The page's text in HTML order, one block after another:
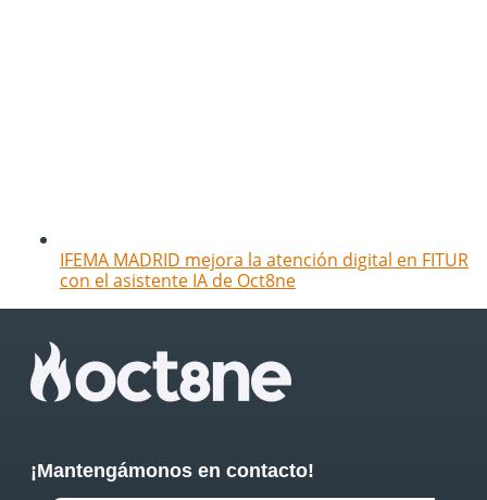
IFEMA MADRID mejora la atención digital en FITUR
con el asistente IA de Oct8ne
¡Mantengámonos en contacto!